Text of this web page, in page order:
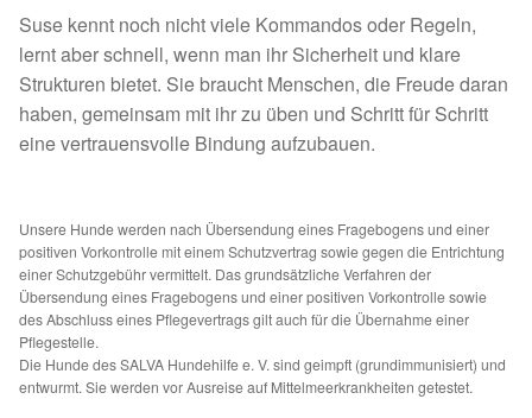
Auslandstierschutz
Schutzgebühr
Unsere Notnasen
Notnasen noch im Ausland
Notnasen mit Handicap
Wichtige Gedanken vor der Adoption
Suse kennt noch nicht viele Kommandos oder Regeln,
lernt aber schnell, wenn man ihr Sicherheit und klare
Strukturen bietet. Sie braucht Menschen, die Freude daran
haben, gemeinsam mit ihr zu üben und Schritt für Schritt
eine vertrauensvolle Bindung aufzubauen.
Unsere Hunde werden nach Übersendung eines Fragebogens und einer
positiven Vorkontrolle mit einem Schutzvertrag sowie gegen die Entrichtung
einer Schutzgebühr vermittelt. Das grundsätzliche Verfahren der
Übersendung eines Fragebogens und einer positiven Vorkontrolle sowie
des Abschluss eines Pflegevertrags gilt auch für die Übernahme einer
Pflegestelle.
Die Hunde des SALVA Hundehilfe e. V. sind geimpft (grundimmunisiert) und
entwurmt. Sie werden vor Ausreise auf Mittelmeerkrankheiten getestet.